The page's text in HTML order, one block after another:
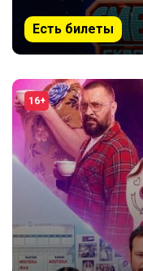
Есть билеты
16+